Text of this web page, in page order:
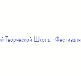
Школы-Фестиваля